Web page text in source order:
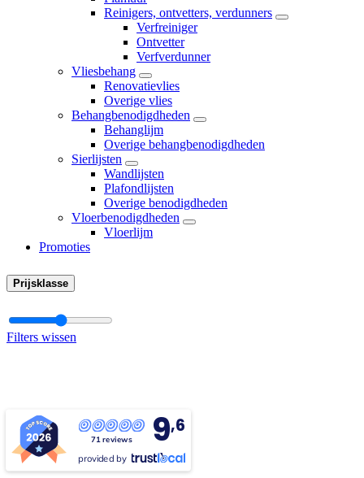
Reinigers, ontvetters, verdunners
Verfreiniger
Ontvetter
Verfverdunner
Vliesbehang
Renovatievlies
Overige vlies
Behangbenodigdheden
Behanglijm
Overige behangbenodigdheden
Sierlijsten
Wandlijsten
Plafondlijsten
Overige benodigdheden
Vloerbenodigdheden
Vloerlijm
Promoties
Prijsklasse
Filters wissen
71 reviews 9,6
provided by